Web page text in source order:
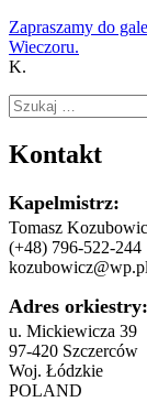
Zapraszamy do
Wieczoru.
K.
Szukaj:
Kontakt
Kapelmistrz:
Tomasz
(+48) 796-522-244
kozubowicz@wp.pl
Adres orkiestry:
u. Mickiewicza 39
97-420 Szczerców
Woj. Łódzkie
POLAND